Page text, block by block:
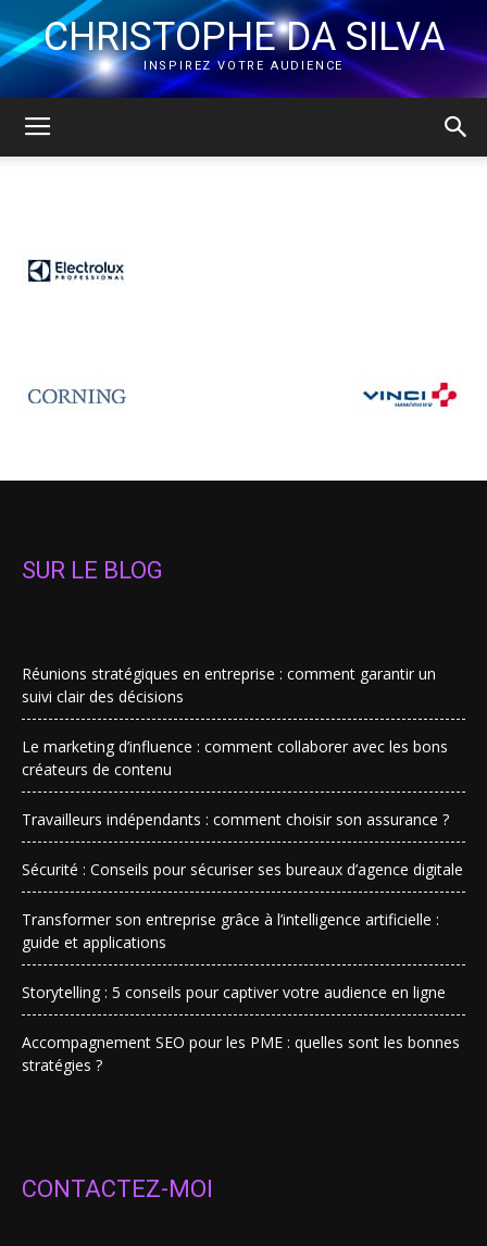
CHRISTOPHE DA SILVA
INSPIREZ VOTRE AUDIENCE
SUR LE BLOG
Réunions stratégiques en entreprise : comment garantir un
suivi clair des décisions
Le marketing d’influence : comment collaborer avec les bons
créateurs de contenu
Travailleurs indépendants : comment choisir son assurance ?
Sécurité : Conseils pour sécuriser ses bureaux d’agence digitale
Transformer son entreprise grâce à l’intelligence artificielle :
guide et applications
Storytelling : 5 conseils pour captiver votre audience en ligne
Accompagnement SEO pour les PME : quelles sont les bonnes
stratégies ?
CONTACTEZ-MOI